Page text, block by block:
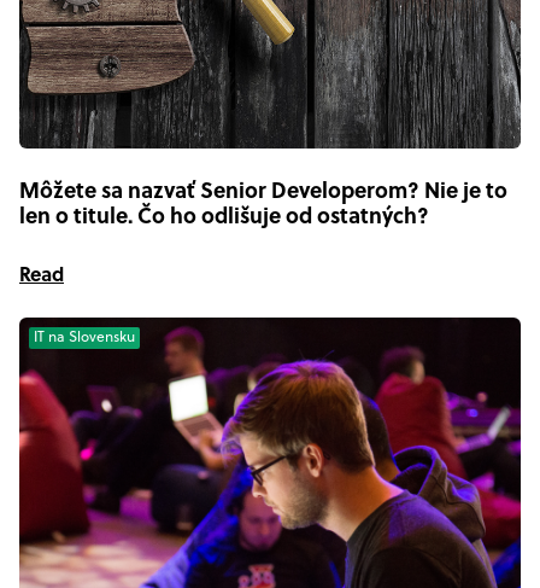
Môžete sa nazvať Senior Developerom? Nie je to
len o titule. Čo ho odlišuje od ostatných?
Read
IT na Slovensku